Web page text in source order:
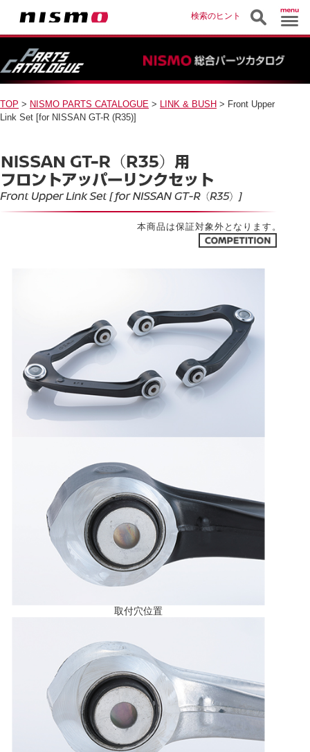
検索のヒント
TOP > NISMO PARTS CATALOGUE > LINK & BUSH > Front Upper
Link Set [for NISSAN GT-R (R35)]
本商品は保証対象外となります。
取付穴位置